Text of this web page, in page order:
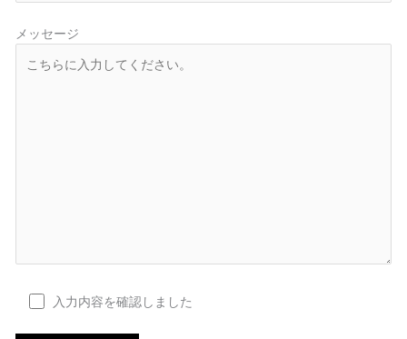
メッセージ
入力内容を確認しました